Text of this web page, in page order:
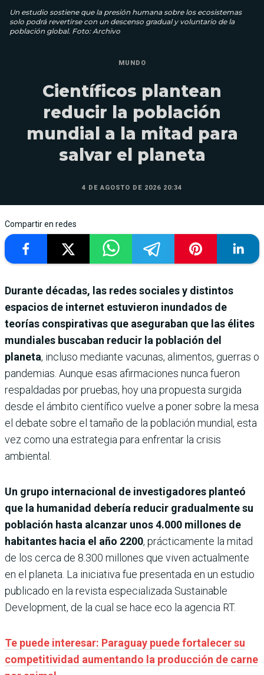
Un estudio sostiene que la presión humana sobre los ecosistemas
solo podrá revertirse con un descenso gradual y voluntario de la
población global. Foto: Archivo
MUNDO
Científicos plantean
reducir la población
mundial a la mitad para
salvar el planeta
4 DE AGOSTO DE 2026 20:34
Compartir en redes
Durante décadas, las redes sociales y distintos
espacios de internet estuvieron inundados de
teorías conspirativas que aseguraban que las élites
mundiales buscaban reducir la población del
planeta, incluso mediante vacunas, alimentos, guerras o
pandemias. Aunque esas afirmaciones nunca fueron
respaldadas por pruebas, hoy una propuesta surgida
desde el ámbito científico vuelve a poner sobre la mesa
el debate sobre el tamaño de la población mundial, esta
vez como una estrategia para enfrentar la crisis
ambiental.
Un grupo internacional de investigadores planteó
que la humanidad debería reducir gradualmente su
población hasta alcanzar unos 4.000 millones de
habitantes hacia el año 2200, prácticamente la mitad
de los cerca de 8.300 millones que viven actualmente
en el planeta. La iniciativa fue presentada en un estudio
publicado en la revista especializada Sustainable
Development, de la cual se hace eco la agencia RT.
Te puede interesar: Paraguay puede fortalecer su
competitividad aumentando la producción de carne